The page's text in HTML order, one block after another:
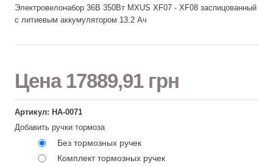
Электровелонабор 36В 350Вт MXUS XF07 - XF08 заспицованный
с литиевым аккумулятором 13.2 Ач
Цена 17889,91 грн
Артикул: НА-0071
Добавить ручки тормоза
Без тормозных ручек
Комплект тормозных ручек